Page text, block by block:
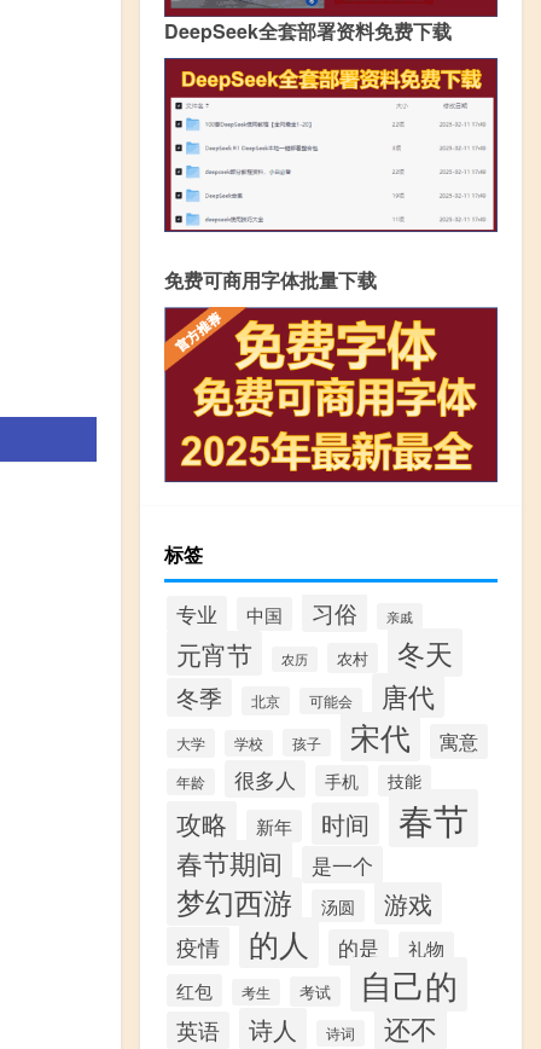
DeepSeek全套部署资料免费下载
免费可商用字体批量下载
标签
专业 中国 习俗 亲戚
元宵节 农历 农村 冬天
冬季 北京 可能会 唐代
大学 学校 孩子 宋代 寓意
年龄 很多人 手机 技能
攻略 新年 时间 春节
春节期间 是一个
梦幻西游 汤圆 游戏
疫情 的人 的是
礼物
红包
考生 考试 自己的
英语 诗人 诗词 还不